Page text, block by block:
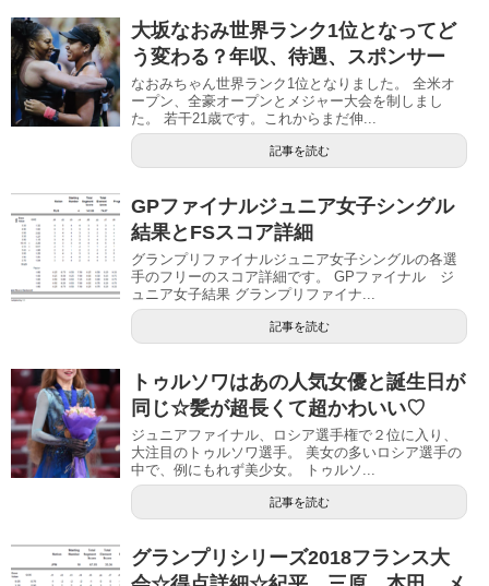
大坂なおみ世界ランク1位となってど
う変わる？年収、待遇、スポンサー
なおみちゃん世界ランク1位となりました。 全米オ
ープン、全豪オープンとメジャー大会を制しまし
た。 若干21歳です。これからまだ伸...
記事を読む
GPファイナルジュニア女子シングル
結果とFSスコア詳細
グランプリファイナルジュニア女子シングルの各選
手のフリーのスコア詳細です。 GPファイナル ジ
ュニア女子結果 グランプリファイナ...
記事を読む
トゥルソワはあの人気女優と誕生日が
同じ☆髪が超長くて超かわいい♡
ジュニアファイナル、ロシア選手権で２位に入り、
大注目のトゥルソワ選手。 美女の多いロシア選手の
中で、例にもれず美少女。 トゥルソ...
記事を読む
グランプリシリーズ2018フランス大